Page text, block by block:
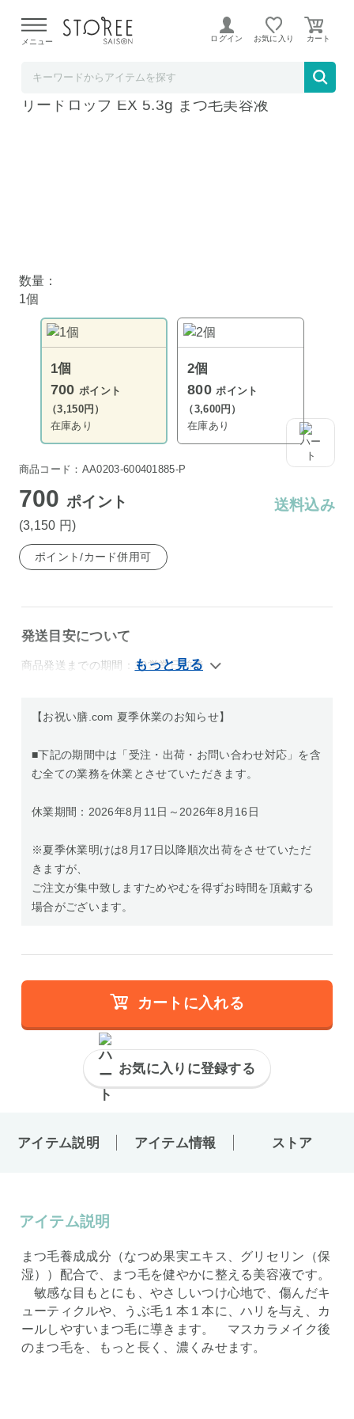
よる配送遅延が発生しております。
メニュー ログイン お気に入り
資生堂 マジョリカマジョルカ ラッシュジェ
リードロップ EX 5.3g まつ毛美容液
数量：
1個
1個
700ポイント
（3,150円）
在庫あり
2個
800ポイント
（3,600円）
在庫あり
商品コード：AA0203-600401885-P
700ポイント
(3,150 円)
送料込み
ポイント/カード併用可
発送目安について
商品発送までの期間：10営業日前後
【お祝い膳.com 夏季休業のお知らせ】
■下記の期間中は「受注・出荷・お問い合わせ対応」を含
む全ての業務を休業とさせていただきます。
休業期間：2026年8月11日～2026年8月16日
※夏季休業明けは8月17日以降順次出荷をさせていただ
きますが、
ご注文が集中致しますためやむを得ずお時間を頂戴する
場合がございます。
カートに入れる
お気に入りに登録する
アイテム説明 アイテム情報 ストア
アイテム説明
まつ毛養成成分（なつめ果実エキス、グリセリン（保
湿））配合で、まつ毛を健やかに整える美容液です。
敏感な目もとにも、やさしいつけ心地で、傷んだキ
ューティクルや、うぶ毛１本１本に、ハリを与え、カ
ールしやすいまつ毛に導きます。 マスカラメイク後
のまつ毛を、もっと長く、濃くみせます。